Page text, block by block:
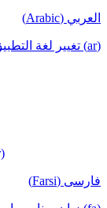
العربي (Arabic)
(ar) تغيير لغة التطبيق إلى العربية
فارسی (Farsi)